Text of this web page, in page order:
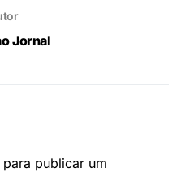
Jornal
para publicar um